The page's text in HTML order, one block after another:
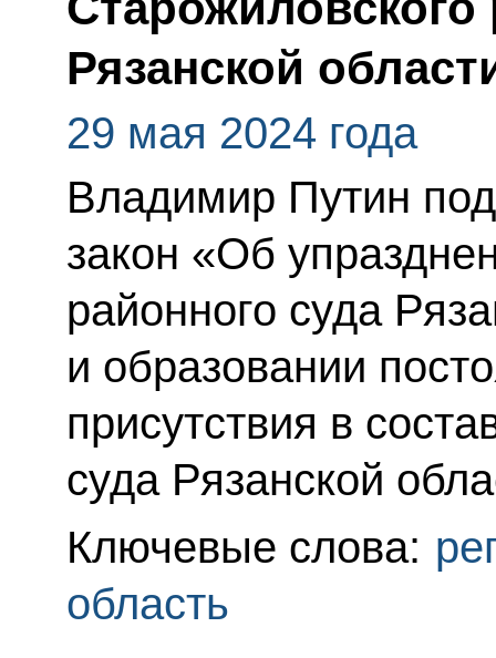
Рязанской
29 мая 2024 года
Владимир Путин
закон «Об
районного суда
и образовании
присутствия в
суда Рязанской
Ключевые слова:
область